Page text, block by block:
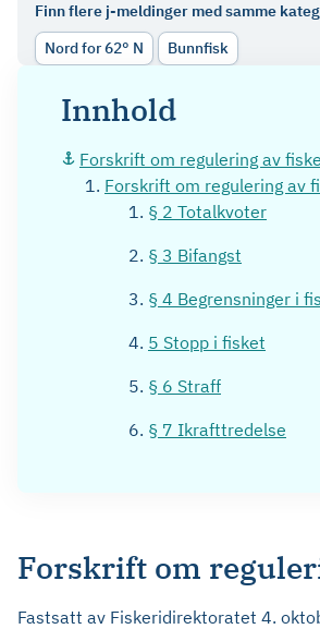
Finn flere j-meldinger med samme
Nord for 62° N
Bunnfisk
Innhold
Forskrift om regulering av
Forskrift om regulering av
§ 2 Totalkvoter
§ 3 Bifangst
§ 4 Begrensninger i
5 Stopp i fisket
§ 6 Straff
§ 7 Ikrafttredelse
Forskrift om
Fastsatt av Fiskeridirektoratet 4.